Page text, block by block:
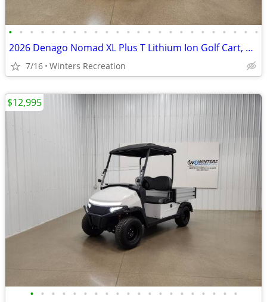
• • • • • • • • • • • • • • • • • • • • • • • •
2026 Denago Nomad XL Plus T Lithium Ion Golf Cart, Scarlet
7/16 Winters Recreation
• • • • • • • • • • • • • • • • • • • •
$12,995